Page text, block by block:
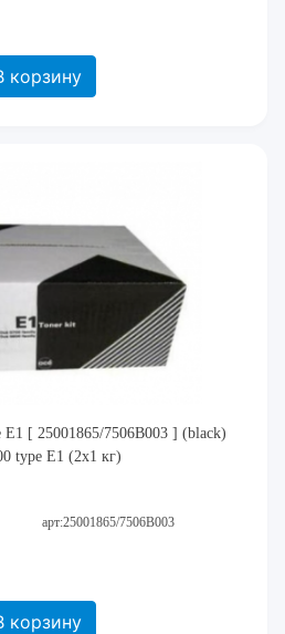
корзину
[ 25001865/7506B003 ] (black)
type E1 (2x1 кг)
арт:25001865/7506B003
корзину